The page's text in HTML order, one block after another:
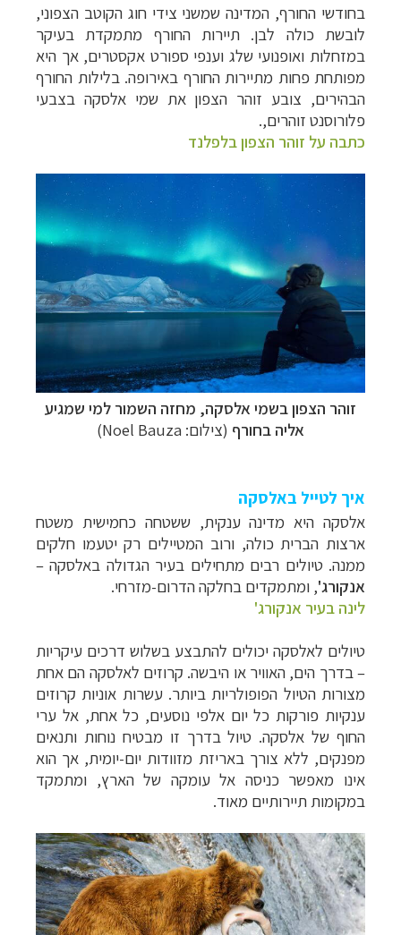
בחודשי החורף, המדינה שמשני צידי חוג הקוטב הצפוני,
לובשת כולה לבן. תיירות החורף מתמקדת בעיקר
במזחלות ואופנועי שלג וענפי ספורט אקסטרים, אך היא
מפותחת פחות מתיירות החורף באירופה. בלילות החורף
הבהירים, צובע זוהר הצפון את שמי אלסקה בצבעי
פלורוסנט זוהרים,.
כתבה על זוהר הצפון בלפלנד
זוהר הצפון בשמי אלסקה, מחזה השמור למי שמגיע
אליה בחורף (צילום: Noel Bauza)
איך לטייל באלסקה
אלסקה היא מדינה ענקית, ששטחה כחמישית משטח
ארצות הברית כולה, ורוב המטיילים רק יטעמו חלקים
ממנה. טיולים רבים מתחילים בעיר הגדולה באלסקה –
אנקורג', ומתמקדים בחלקה הדרום-מזרחי.
לינה בעיר אנקורג'
טיולים לאלסקה יכולים להתבצע בשלוש דרכים עיקריות
– בדרך הים, האוויר או היבשה. קרוזים לאלסקה הם אחת
מצורות הטיול הפופולריות ביותר. עשרות אוניות קרוזים
ענקיות פורקות כל יום אלפי נוסעים, כל אחת, אל ערי
החוף של אלסקה. טיול בדרך זו מבטיח נוחות ותנאים
מפנקים, ללא צורך באריזת מזוודות יום-יומית, אך הוא
אינו מאפשר כניסה אל עומקה של הארץ, ומתמקד
במקומות תיירותיים מאוד.